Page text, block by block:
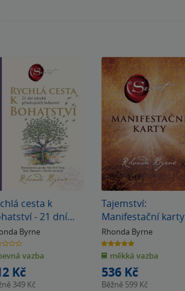
cesta k
- 21 dní
přitahujících
Byrne
vazba
Kč
349 Kč
Tajemství:
Manifestační karty
Rhonda Byrne
5.0
z
5
hvězdiček
měkká vazba
536 Kč
Běžně 599 Kč